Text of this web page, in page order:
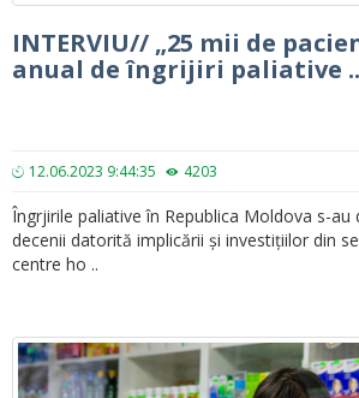
INTERVIU// „25 mii de
anual de îngrijiri paliative ..
12.06.2023 9:44:35 4203
Îngrjirile paliative în Republica Moldova s-
decenii datorită implicării și investițiilor din
centre ho ..